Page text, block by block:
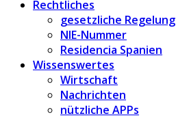
Rechtliches
gesetzliche Regelung
NIE-Nummer
Residencia Spanien
Wissenswertes
Wirtschaft
Nachrichten
nützliche APPs